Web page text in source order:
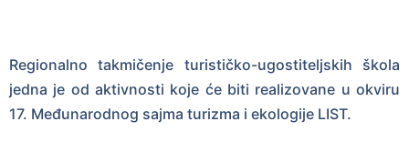
Regionalno takmičenje turističko-ugostiteljskih škola
jedna je od aktivnosti koje će biti realizovane u okviru
17. Međunarodnog sajma turizma i ekologije LIST.